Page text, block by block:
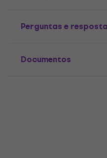
Perguntas e
Documentos